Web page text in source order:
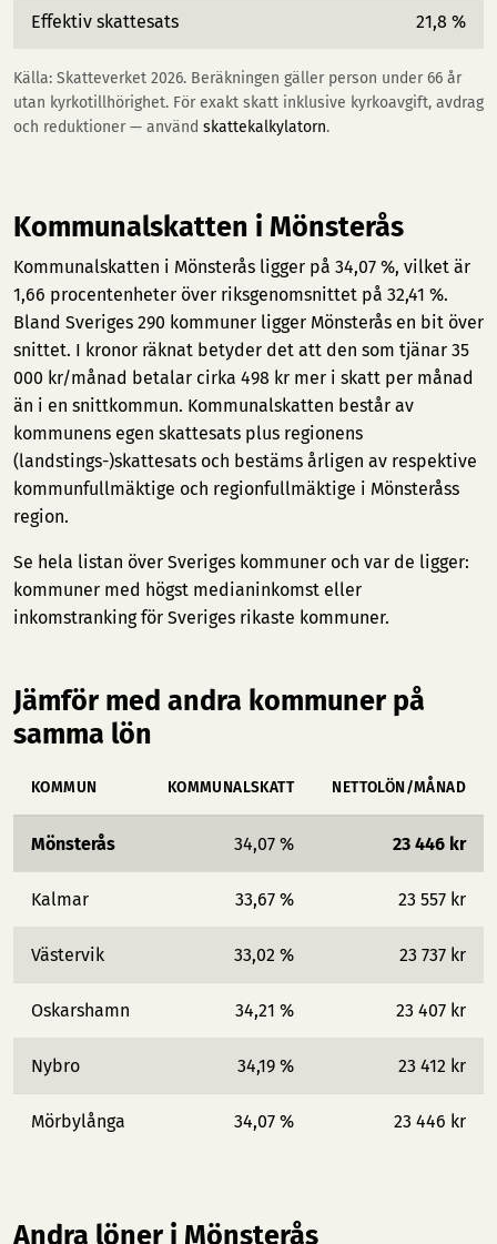
Effektiv skattesats 21,8 %
Källa: Skatteverket 2026. Beräkningen gäller person under 66 år
utan kyrkotillhörighet. För exakt skatt inklusive kyrkoavgift, avdrag
och reduktioner — använd skattekalkylatorn.
Kommunalskatten i Mönsterås
Kommunalskatten i Mönsterås ligger på 34,07 %, vilket är
1,66 procentenheter över riksgenomsnittet på 32,41 %.
Bland Sveriges 290 kommuner ligger Mönsterås en bit över
snittet. I kronor räknat betyder det att den som tjänar 35
000 kr/månad betalar cirka 498 kr mer i skatt per månad
än i en snittkommun. Kommunalskatten består av
kommunens egen skattesats plus regionens
(landstings-)skattesats och bestäms årligen av respektive
kommunfullmäktige och regionfullmäktige i Mönsteråss
region.
Se hela listan över Sveriges kommuner och var de ligger:
kommuner med högst medianinkomst eller
inkomstranking för Sveriges rikaste kommuner.
Jämför med andra kommuner på
samma lön
KOMMUN KOMMUNALSKATT NETTOLÖN/MÅNAD
Mönsterås 34,07 % 23 446 kr
Kalmar 33,67 % 23 557 kr
Västervik 33,02 % 23 737 kr
Oskarshamn 34,21 % 23 407 kr
Nybro 34,19 % 23 412 kr
Mörbylånga 34,07 % 23 446 kr
Andra löner i Mönsterås